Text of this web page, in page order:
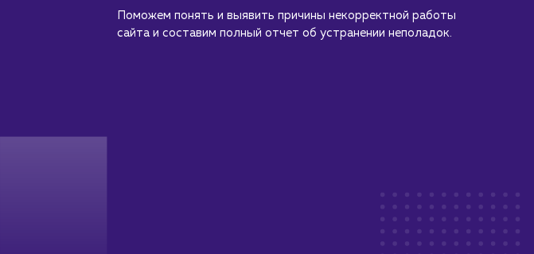
Поможем понять и выявить причины некорректной работы
сайта и составим полный отчет об устранении неполадок.